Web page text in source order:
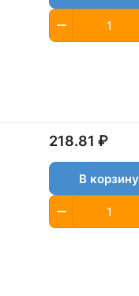
218.81 ₽
В корзину